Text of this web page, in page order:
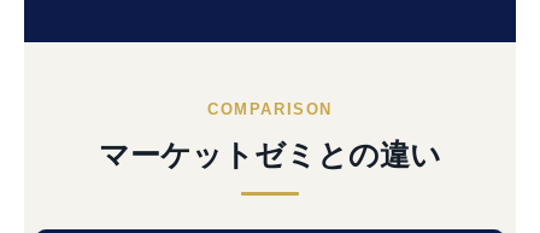
COMPARISON
マーケットゼミとの違い